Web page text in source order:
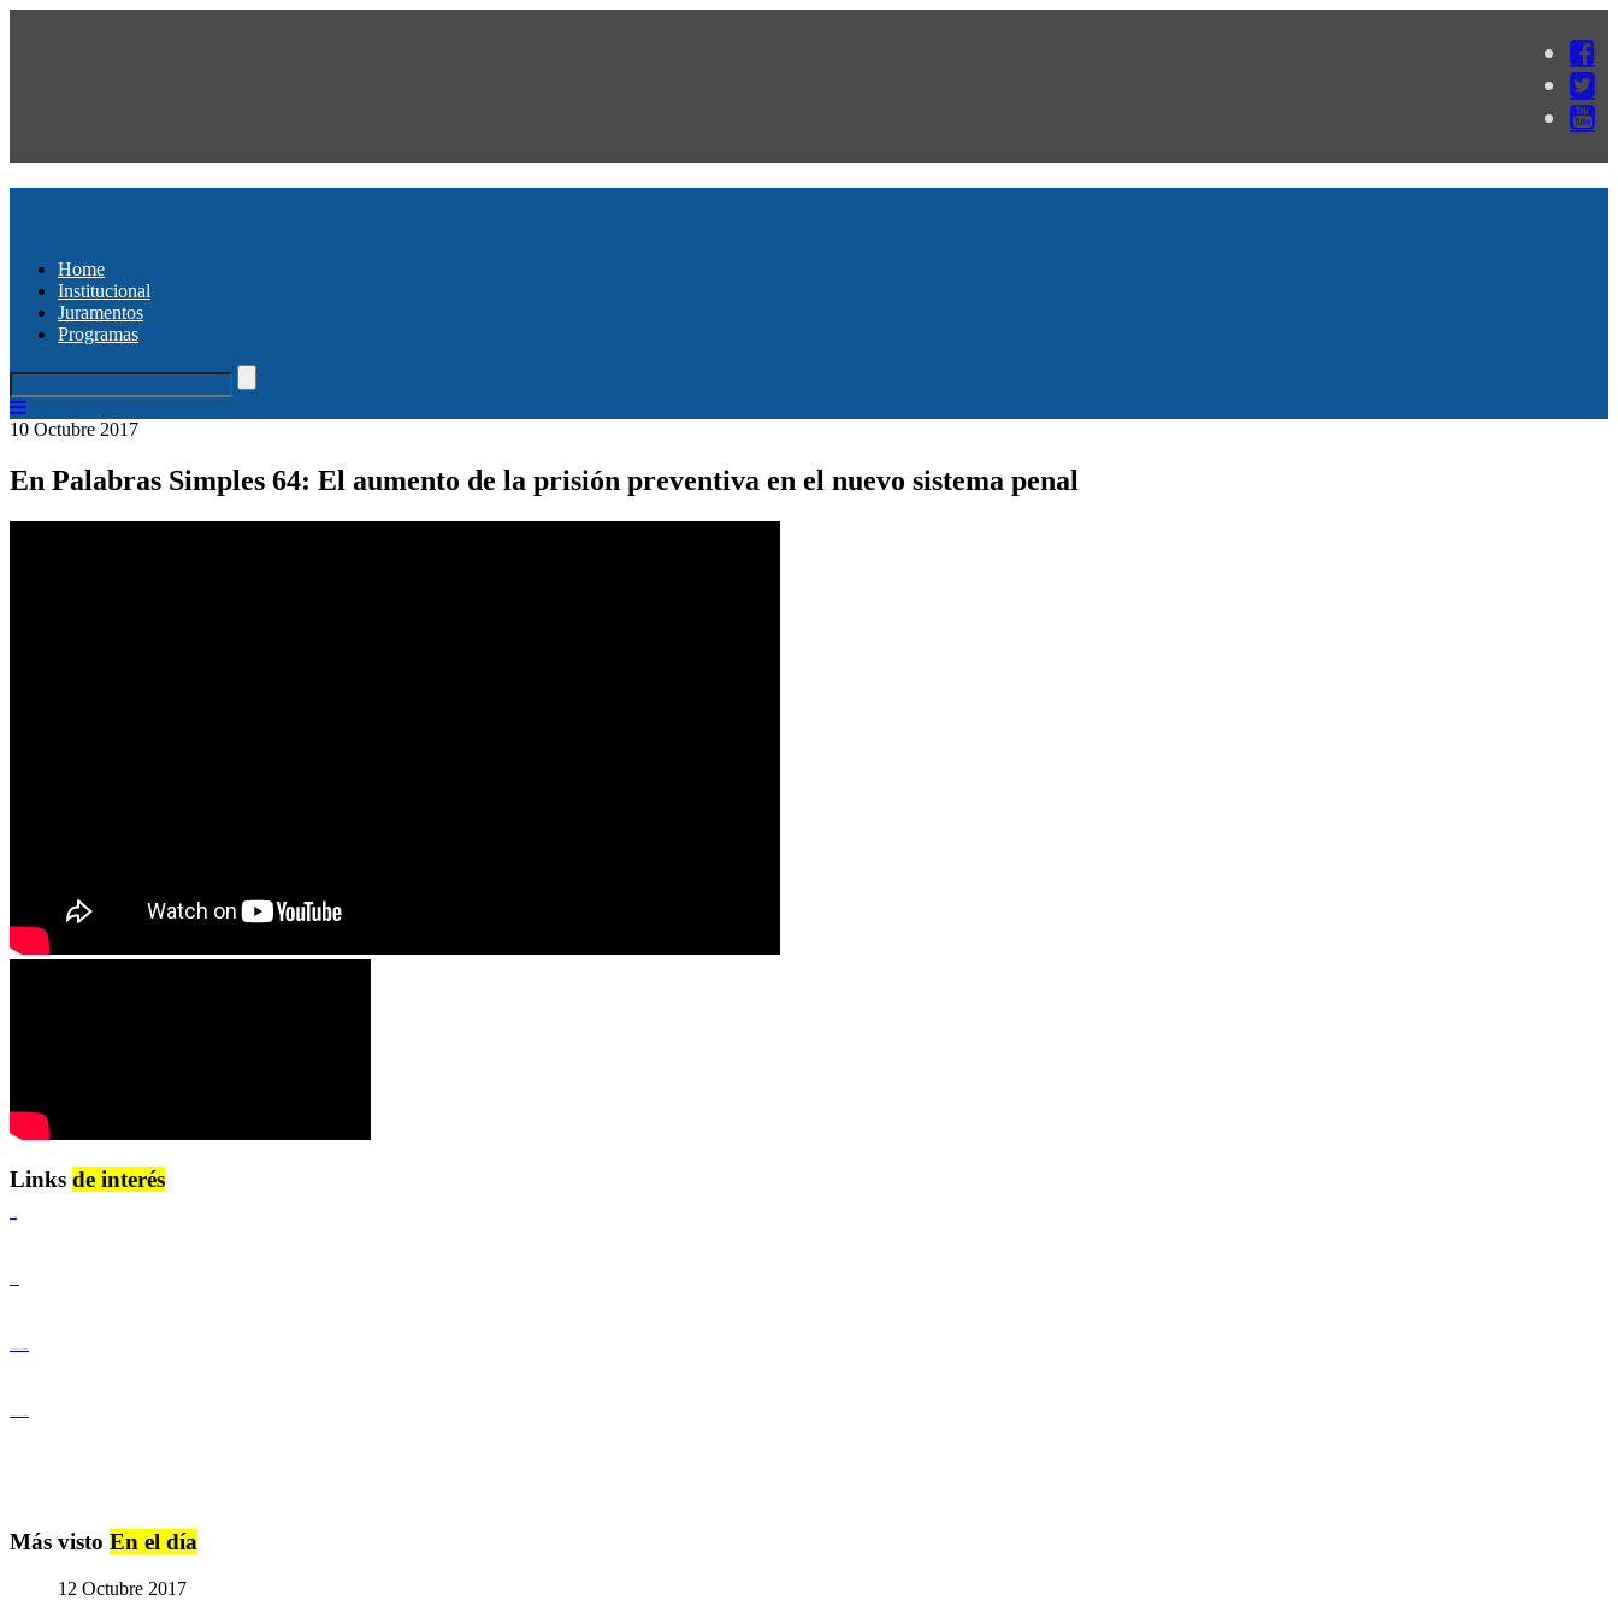
Home
Institucional
Juramentos
Programas
10 Octubre 2017
En Palabras Simples 64: El aumento de la prisión preventiva en el nuevo sistema penal
Links de interés
Más visto En el día
12 Octubre 2017